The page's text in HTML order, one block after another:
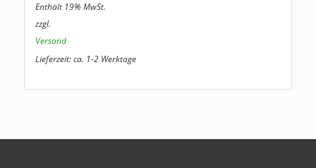
Enthält 19% MwSt.
zzgl.
Versand
Lieferzeit: ca. 1-2 Werktage